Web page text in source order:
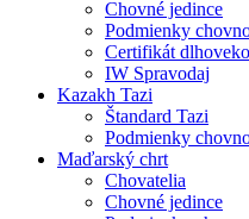
Chovné jedince
Podmienky
Certifikát
IW Spravodaj
Kazakh Tazi
Štandard Tazi
Podmienky
Maďarský chrt
Chovatelia
Chovné jedince